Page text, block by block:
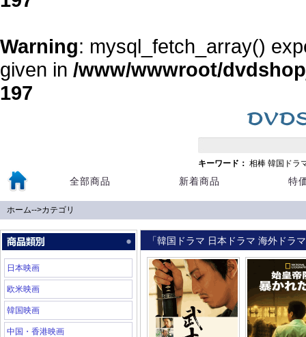
Warning: mysql_fetch_array()
given in /www/wwwroot/
197
キーワード： 相棒 韓国ドラ
全部商品 新着商品 特
ホーム-->カテゴリ
日本映画
欧米映画
韓国映画
中国・香港映画
「韓国ドラマ 日本ドラマ 海外ドラ